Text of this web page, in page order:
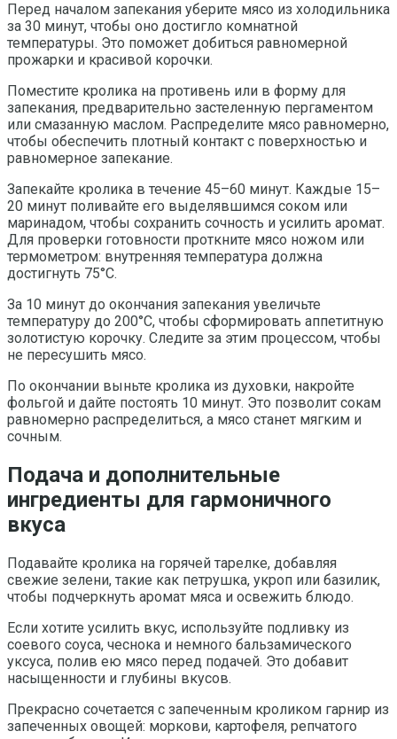
Перед началом запекания уберите мясо из холодильника
за 30 минут, чтобы оно достигло комнатной
температуры. Это поможет добиться равномерной
прожарки и красивой корочки.
Поместите кролика на противень или в форму для
запекания, предварительно застеленную пергаментом
или смазанную маслом. Распределите мясо равномерно,
чтобы обеспечить плотный контакт с поверхностью и
равномерное запекание.
Запекайте кролика в течение 45–60 минут. Каждые 15–
20 минут поливайте его выделявшимся соком или
маринадом, чтобы сохранить сочность и усилить аромат.
Для проверки готовности проткните мясо ножом или
термометром: внутренняя температура должна
достигнуть 75°C.
За 10 минут до окончания запекания увеличьте
температуру до 200°C, чтобы сформировать аппетитную
золотистую корочку. Следите за этим процессом, чтобы
не пересушить мясо.
По окончании выньте кролика из духовки, накройте
фольгой и дайте постоять 10 минут. Это позволит сокам
равномерно распределиться, а мясо станет мягким и
сочным.
Подача и дополнительные
ингредиенты для гармоничного
вкуса
Подавайте кролика на горячей тарелке, добавляя
свежие зелени, такие как петрушка, укроп или базилик,
чтобы подчеркнуть аромат мяса и освежить блюдо.
Если хотите усилить вкус, используйте подливку из
соевого соуса, чеснока и немного бальзамического
уксуса, полив ею мясо перед подачей. Это добавит
насыщенности и глубины вкусов.
Прекрасно сочетается с запеченным кроликом гарнир из
запеченных овощей: моркови, картофеля, репчатого